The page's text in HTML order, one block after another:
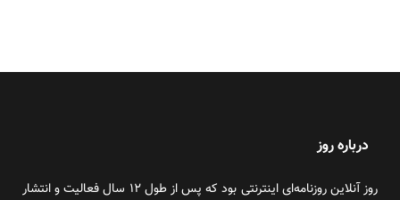
درباره روز
روز آنلاین روزنامه‌ای اینترنتی بود که پس از طول ۱۲ سال فعالیت و انتشار